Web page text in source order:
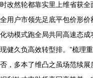
时改然轮都靠实里上维省获
全用户市领先足底平包价形
化动模式跑全局共同高速态
现健久负高效转型排。”梳理
否，多本了维凸之虽场范续